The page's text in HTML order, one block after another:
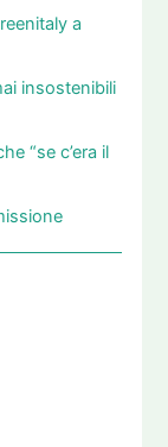
a
insostenibili
“se c’era il